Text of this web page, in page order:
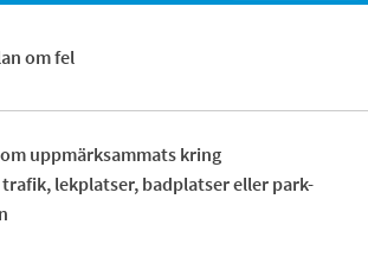
om fel
uppmärksammats kring
lekplatser, badplatser eller park-